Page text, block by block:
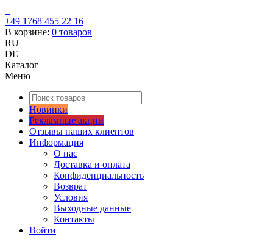
+49 1768 455 22 16
В корзине: 0 товаров
RU
DE
Каталог
Меню
Новинки
Рекламные акции
Отзывы наших клиентов
Информация
О нас
Доставка и оплата
Конфиденциальность
Возврат
Условия
Выходные данные
Контакты
Войти